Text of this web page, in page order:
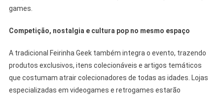
games.
Competição, nostalgia e cultura pop no mesmo espaço
A tradicional Feirinha Geek também integra o evento, trazendo
produtos exclusivos, itens colecionáveis e artigos temáticos
que costumam atrair colecionadores de todas as idades. Lojas
especializadas em videogames e retrogames estarão